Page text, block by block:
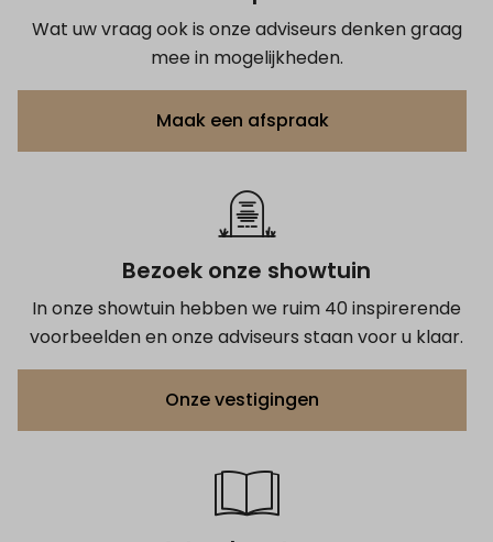
Wat uw vraag ook is onze adviseurs denken graag
mee in mogelijkheden.
Maak een afspraak
Bezoek onze showtuin
In onze showtuin hebben we ruim 40 inspirerende
voorbeelden en onze adviseurs staan voor u klaar.
Onze vestigingen